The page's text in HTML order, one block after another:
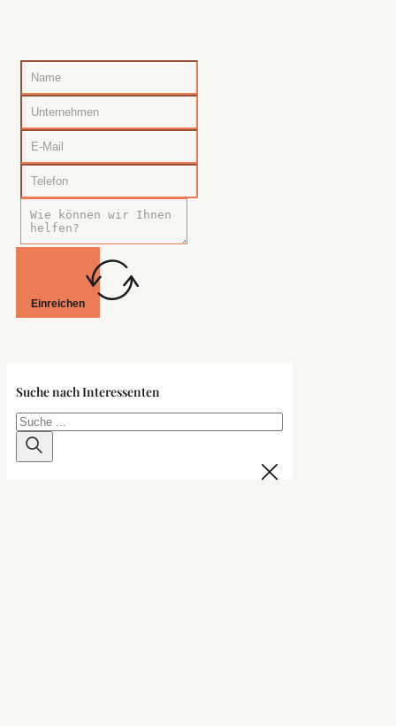
Einreichen
Suche nach Interessenten
Suchen